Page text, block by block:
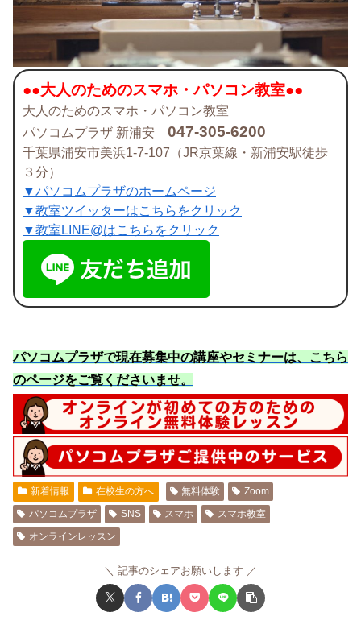
●●大人のためのスマホ・パソコン教室●●
大人のためのスマホ・パソコン教室
パソコムプラザ 新浦安 047-305-6200
千葉県浦安市美浜1-7-107（JR京葉線・新浦安駅徒歩
３分）
▼パソコムプラザのホームページ
▼教室ツイッターはこちらをクリック
▼教室LINE@はこちらをクリック
パソコムプラザで現在募集中の講座やセミナーは、こちら
のページをご覧くださいませ。
新着情報 在校生の方へ 無料体験
Zoom
パソコムプラザ
SNS スマホ
スマホ教室
オンラインレッスン
記事のシェアお願いします